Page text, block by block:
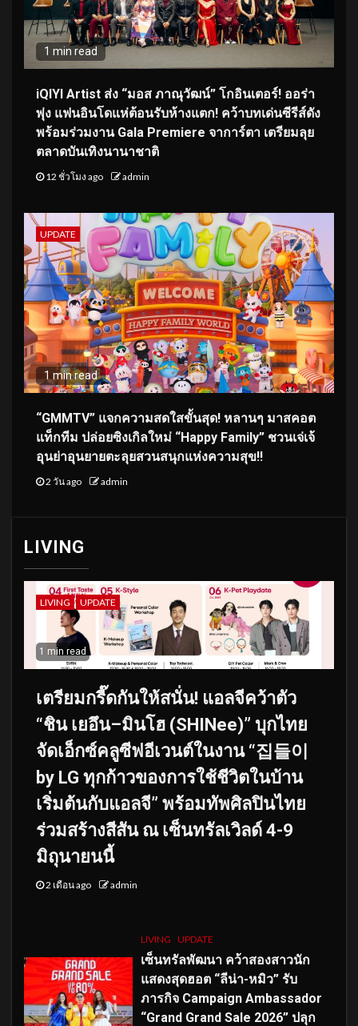
1 min read
iQIYI Artist ส่ง “มอส ภาณุวัฒน์” โกอินเตอร์! ออร่า
พุ่ง แฟนอินโดแห่ต้อนรับห้างแตก! คว้าบทเด่นซีรีส์ดัง
พร้อมร่วมงาน Gala Premiere จาการ์ตา เตรียมลุย
ตลาดบันเทิงนานาชาติ
12 ชั่วโมง ago admin
UPDATE
1 min read
“GMMTV” แจกความสดใสขั้นสุด! หลานๆ มาสคอต
แท็กทีม ปล่อยซิงเกิลใหม่ “Happy Family” ชวนเจ่เจ้
อุนย่าอุนยายตะลุยสวนสนุกแห่งความสุข!!
2 วัน ago admin
LIVING
LIVING UPDATE
1 min read
เตรียมกรี๊ดกันให้สนั่น! แอลจีคว้าตัว
“ชิน เยอึน–มินโฮ (SHINee)” บุกไทย
จัดเอ็กซ์คลูซีฟอีเวนต์ในงาน “집들이
by LG ทุกก้าวของการใช้ชีวิตในบ้าน
เริ่มต้นกับแอลจี” พร้อมทัพศิลปินไทย
ร่วมสร้างสีสัน ณ เซ็นทรัลเวิลด์ 4-9
มิถุนายนนี้
2 เดือน ago admin
LIVING UPDATE
เซ็นทรัลพัฒนา คว้าสองสาวนัก
แสดงสุดฮอต “ลีน่า-หมิว” รับ
ภารกิจ Campaign Ambassador
“Grand Grand Sale 2026” ปลุก